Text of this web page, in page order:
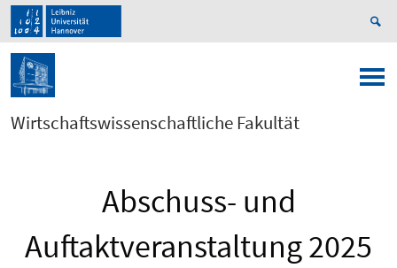
Wirtschaftswissenschaftliche Fakultät
Abschuss- und
Auftaktveranstaltung 2025